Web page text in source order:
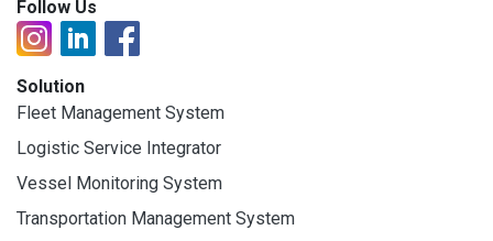
Follow Us
Solution
Fleet Management System
Logistic Service Integrator
Vessel Monitoring System
Transportation Management System